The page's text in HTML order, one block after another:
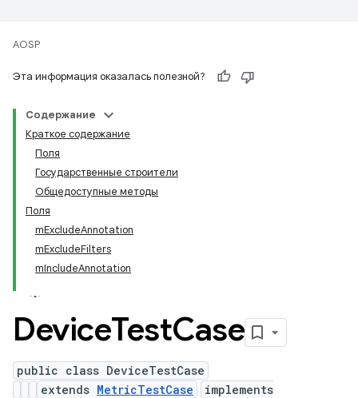
AOSP
Эта информация оказалась полезной?
Содержание
Краткое содержание
Поля
Государственные строители
Общедоступные методы
Поля
mExcludeAnnotation
mExcludeFilters
mIncludeAnnotation
DeviceTestCase
public class DeviceTestCase
extends MetricTestCase
implements